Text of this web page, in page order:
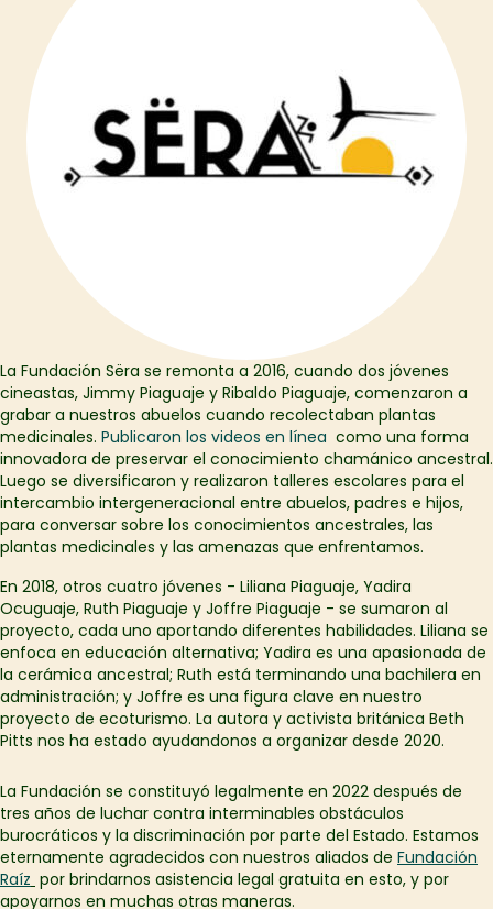
La Fundación Sëra se remonta a 2016, cuando dos jóvenes
cineastas, Jimmy Piaguaje y Ribaldo Piaguaje, comenzaron a
grabar a nuestros abuelos cuando recolectaban plantas
medicinales. Publicaron los videos en línea como una forma
innovadora de preservar el conocimiento chamánico ancestral.
Luego se diversificaron y realizaron talleres escolares para el
intercambio intergeneracional entre abuelos, padres e hijos,
para conversar sobre los conocimientos ancestrales, las
plantas medicinales y las amenazas que enfrentamos.
En 2018, otros cuatro jóvenes - Liliana Piaguaje, Yadira
Ocuguaje, Ruth Piaguaje y Joffre Piaguaje - se sumaron al
proyecto, cada uno aportando diferentes habilidades. Liliana se
enfoca en educación alternativa; Yadira es una apasionada de
la cerámica ancestral; Ruth está terminando una bachilera en
administración; y Joffre es una figura clave en nuestro
proyecto de ecoturismo. La autora y activista británica Beth
Pitts nos ha estado ayudandonos a organizar desde 2020.
La Fundación se constituyó legalmente en 2022 después de
tres años de luchar contra interminables obstáculos
burocráticos y la discriminación por parte del Estado. Estamos
eternamente agradecidos con nuestros aliados de Fundación
Raíz por brindarnos asistencia legal gratuita en esto, y por
apoyarnos en muchas otras maneras.